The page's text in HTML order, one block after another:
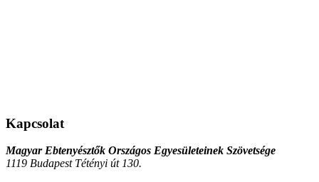
Kapcsolat
Magyar Ebtenyésztők Országos Egyesületeinek Szövetsége
1119 Budapest Tétényi út 130.